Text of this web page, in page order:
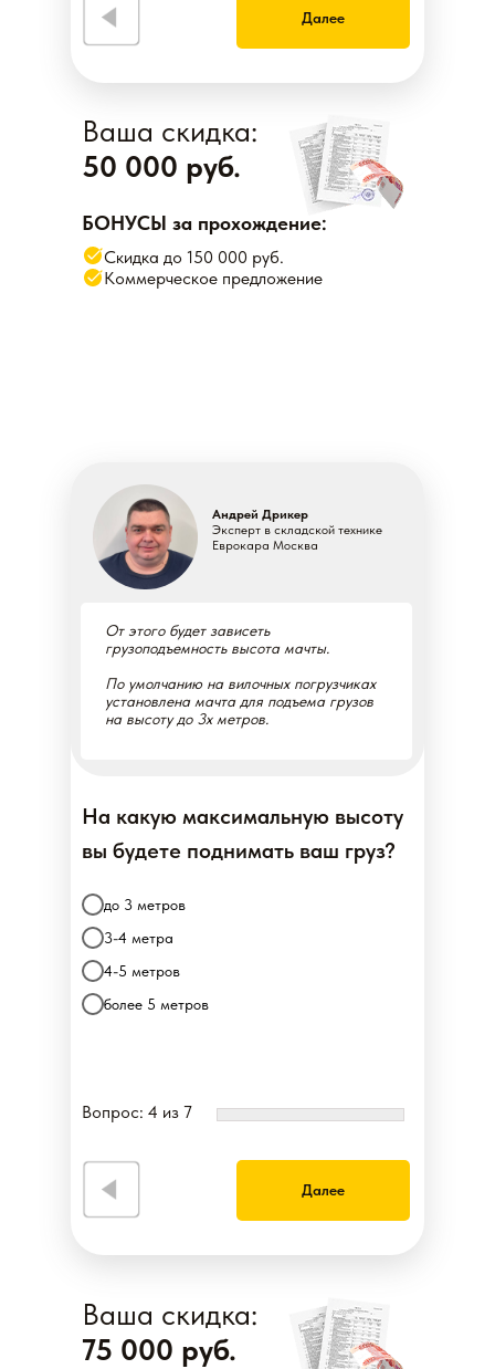
Далее
Ваша скидка:
50 000 руб.
Скидка до 150 000 руб.
Коммерческое предложение
БОНУСЫ за прохождение:
до 3 метров
3-4 метра
4-5 метров
более 5 метров
Далее
На какую максимальную высоту
вы будете поднимать ваш груз?
Андрей Дрикер
Эксперт в складской технике
Еврокара Москва
От этого будет зависеть
грузоподъемность высота мачты.
По умолчанию на вилочных погрузчиках
установлена мачта для подъема грузов
на высоту до 3х метров.
Ваша скидка:
75 000 руб.
Вопрос: 4 из 7